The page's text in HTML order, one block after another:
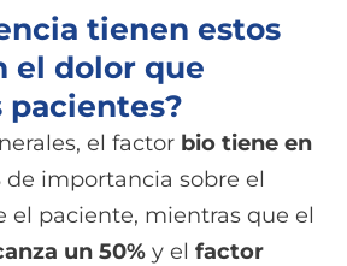
tienen estos
el dolor que
pacientes?
el factor bio tiene en
de importancia sobre el
el paciente, mientras que el
un 50% y el factor